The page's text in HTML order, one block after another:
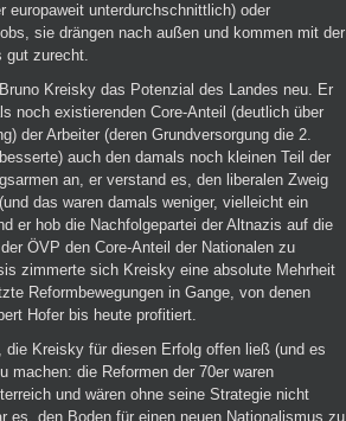
europaweit unterdurchschnittlich) oder
sie drängen nach außen und kommen mit der
gut zurecht.
Kreisky das Potenzial des Landes neu. Er
noch existierenden Core-Anteil (deutlich über
der Arbeiter (deren Grundversorgung die 2.
auch den damals noch kleinen Teil der
an, er verstand es, den liberalen Zweig
das waren damals weniger, vielleicht ein
er hob die Nachfolgepartei der Altnazis auf die
ÖVP den Core-Anteil der Nationalen zu
zimmerte sich Kreisky eine absolute Mehrheit
Reformbewegungen in Gange, von denen
Hofer bis heute profitiert.
die Kreisky für diesen Erfolg offen ließ (und es
machen: die Reformen der 70er waren
und wären ohne seine Strategie nicht
es, den Boden für einen neuen Nationalismus zu